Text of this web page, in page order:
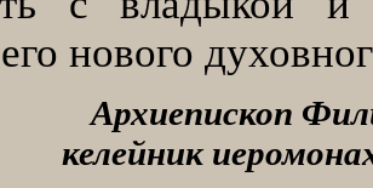
нового
Архиепископ
келейник